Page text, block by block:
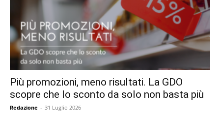
Più promozioni, meno risultati. La GDO
scopre che lo sconto da solo non basta più
Redazione - 31 Luglio 2026